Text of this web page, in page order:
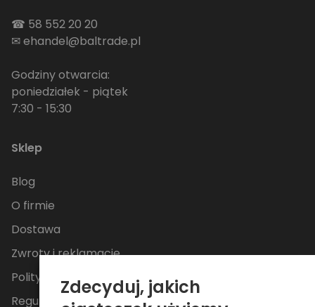
☎ 58 552 20 20
✉ehandel@baltrade.pl
Godziny otwarcia:
poniedziałek - piątek
7:30 - 15:30
Sklep
Blog
O firmie
Dostawa
Zwroty i reklamacje
Polityka Prywatności
Regulamin
Zdecyduj, jakich